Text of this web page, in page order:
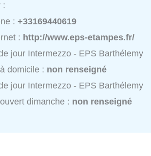
:
:+33169440619
: http://www.eps-etampes.fr/
jour Intermezzo - EPS Barthélemy
domicile : non renseigné
jour Intermezzo - EPS Barthélemy
dimanche : non renseigné